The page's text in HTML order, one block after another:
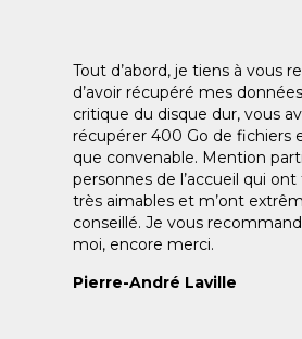
Tout d’abord, je tiens à vous
d’avoir récupéré mes
critique du disque dur, vous
récupérer 400 Go de fichiers
que convenable. Mention
personnes de l’accueil qui
très aimables et m’ont
conseillé. Je vous
moi, encore merci.
Pierre-André Laville